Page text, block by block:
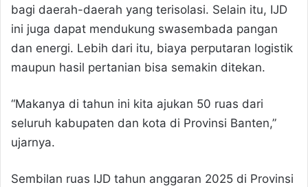
bagi daerah-daerah yang terisolasi. Selain itu, IJD
ini juga dapat mendukung swasembada pangan
dan energi. Lebih dari itu, biaya perputaran logistik
maupun hasil pertanian bisa semakin ditekan.
“Makanya di tahun ini kita ajukan 50 ruas dari
seluruh kabupaten dan kota di Provinsi Banten,”
ujarnya.
Sembilan ruas IJD tahun anggaran 2025 di Provinsi